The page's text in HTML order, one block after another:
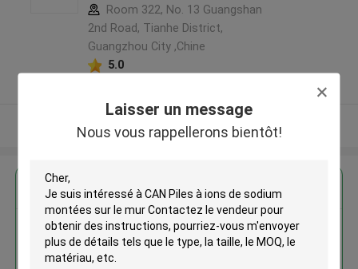
Laisser un message
Nous vous rappellerons bientôt!
Room 322, No. 13 Guangshan
2nd Road, Tianhe District,
Guangzhou City ,Chine
5.0
Regardez plus
CAN Piles à ions de sodium
montées sur le mur Contactez le